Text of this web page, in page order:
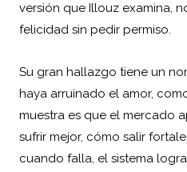
versión que Illouz examina,
felicidad sin pedir permiso.
Su gran hallazgo tiene un
haya arruinado el amor,
muestra es que el mercado
sufrir mejor, cómo salir
cuando falla, el sistema